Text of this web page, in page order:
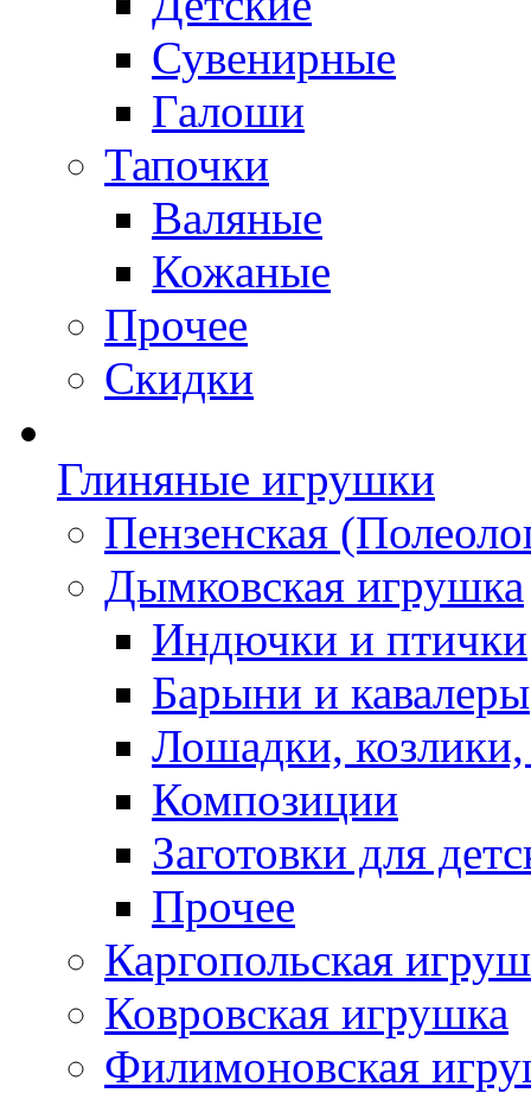
Сувенирные
Галоши
Тапочки
Валяные
Кожаные
Прочее
Скидки
Глиняные игрушки
Пензенская
Дымковская игрушка
Индючки и птички
Барыни и кавалеры
Лошадки,
Композиции
Заготовки для
Прочее
Каргопольская
Ковровская игрушка
Филимоновская